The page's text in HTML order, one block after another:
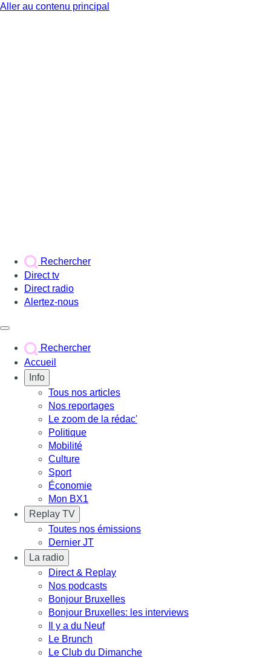
Aller au contenu principal
Rechercher
Direct tv
Direct radio
Alertez-nous
Rechercher
Accueil
Info
Tous nos articles
Nos reportages
Le zoom de la rédac'
Politique
Mobilité
Culture
Sport
Économie
Mon BX1
Replay TV
Toutes nos émissions
Dernier JT
La radio
Direct & Replay
Nos podcasts
Bonjour Bruxelles
Bonjour Bruxelles: les interviews
Il y a du Neuf
Le Brunch
Le Club du Dimanche